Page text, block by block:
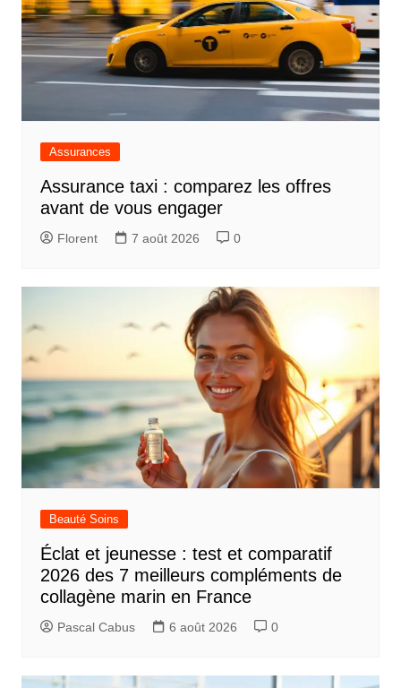
Assurances
Assurance taxi : comparez les offres
avant de vous engager
Florent 7 août 2026 0
Beauté Soins
Éclat et jeunesse : test et comparatif
2026 des 7 meilleurs compléments de
collagène marin en France
Pascal Cabus 6 août 2026 0